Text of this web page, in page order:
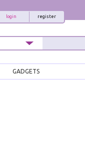
register
login
GADGETS